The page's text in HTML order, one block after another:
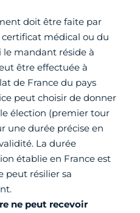
doit être faite par
médical ou du
mandant réside à
être effectuée à
de France du pays
peut choisir de donner
élection (premier tour
une durée précise en
La durée
établie en France est
peut résilier sa
ne peut recevoir